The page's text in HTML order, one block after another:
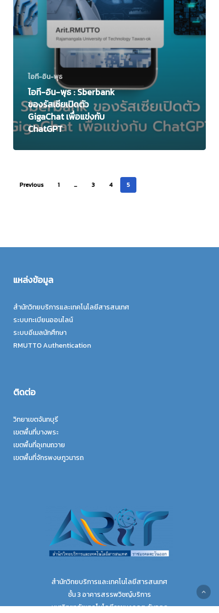
แข่ง
กับ
ChatGPT
ไอที-อิน-พุธ
ไอที-อิน-พุธ : Sberbank
ของรัสเซียเปิดตัว
GigaChat เพื่อแข่งกับ
ChatGPT
Previous 1 … 3 4 5
แหล่งข้อมูล
สำนักวิทยบริการและเทคโนโลยีสารสนเทศ
ระบบทะเบียนออนไลน์
ระบบอีเมลนักศึกษา
RMUTTO Authentication
ติดต่อ
วิทยาเขตจันทบุรี
เขตพื้นที่บางพระ
เขตพื้นที่อุเทนถวาย
เขตพื้นที่จักรพงษภูวนารถ
สำนักวิทยบริการและเทคโนโลยีสารสนเทศ
ชั้น 3 อาคารสรรพวิชญ์บริการ
มหาวิทยาลัยเทคโนโลยีราชมงคลตะวันออก